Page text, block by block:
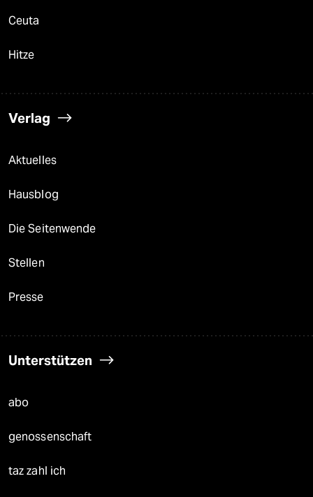
Ceuta
Hitze
Verlag
Aktuelles
Hausblog
Die Seitenwende
Stellen
Presse
Unterstützen
abo
genossenschaft
taz zahl ich